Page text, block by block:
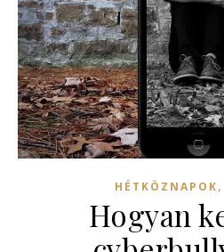
HÉTKÖZNAPOK,
Hogyan